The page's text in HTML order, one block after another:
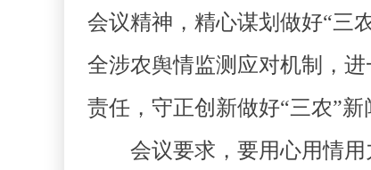
会议精神，精心谋划做好“三
全涉农舆情监测应对机制，
责任，守正创新做好“三农”新
会议要求，要用心用情用